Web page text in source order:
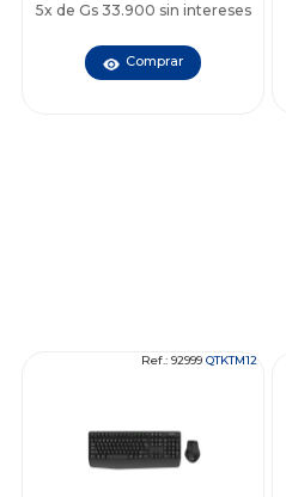
5x de Gs 33.900 sin intereses
Comprar
Ref.: 92999 QTKTM12